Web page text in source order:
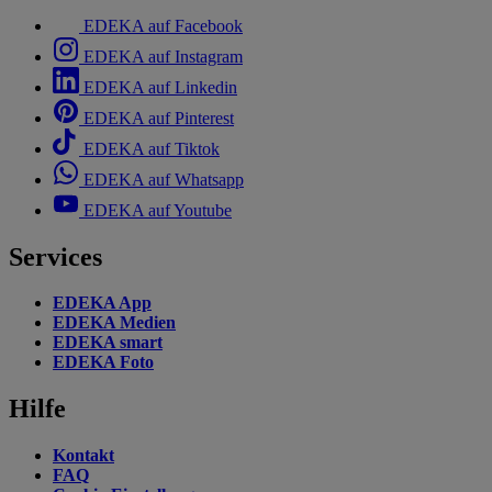
EDEKA auf Facebook
EDEKA auf Instagram
EDEKA auf Linkedin
EDEKA auf Pinterest
EDEKA auf Tiktok
EDEKA auf Whatsapp
EDEKA auf Youtube
Services
EDEKA App
EDEKA Medien
EDEKA smart
EDEKA Foto
Hilfe
Kontakt
FAQ